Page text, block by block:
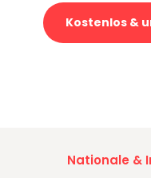
Kostenlos &
Nationale &